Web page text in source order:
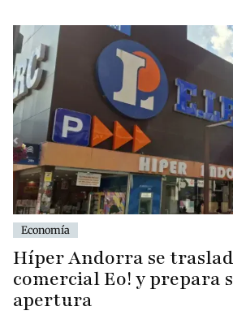
Economía
Híper Andorra se
comercial Eo! y prepara
apertura